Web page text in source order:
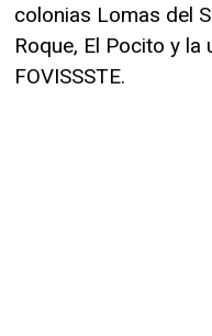
colonias Lomas del
Roque, El Pocito y la
FOVISSSTE.